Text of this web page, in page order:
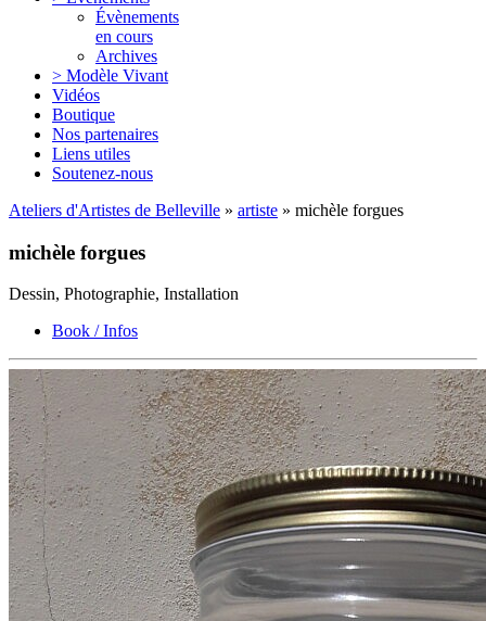
Évènements
en cours
Archives
> Modèle Vivant
Vidéos
Boutique
Nos partenaires
Liens utiles
Soutenez-nous
Ateliers d'Artistes de Belleville » artiste » michèle forgues
michèle forgues
Dessin, Photographie, Installation
Book / Infos